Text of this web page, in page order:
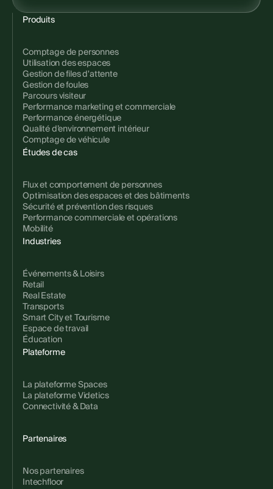
Produits
Comptage de personnes
Utilisation des espaces
Gestion de files d'attente
Gestion de foules
Parcours visiteur
Performance marketing et commerciale
Performance énergétique
Qualité d’environnement intérieur
Comptage de véhicule
Études de cas
Flux et comportement de personnes
Optimisation des espaces et des bâtiments
Sécurité et prévention des risques
Performance commerciale et opérations
Mobilité
Industries
Événements & Loisirs
Retail
Real Estate
Transports
Smart City et Tourisme
Espace de travail
Éducation
Plateforme
La plateforme Spaces
La plateforme Videtics
Connectivité & Data
Partenaires
Nos partenaires
Intechfloor